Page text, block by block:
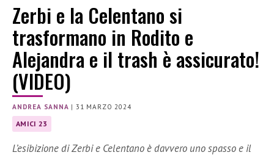
Zerbi e la Celentano si
trasformano in Rodito e
Alejandra e il trash è assicurato!
(VIDEO)
ANDREA SANNA |31 MARZO 2024
AMICI 23
L’esibizione di Zerbi e Celentano è davvero uno spasso e il